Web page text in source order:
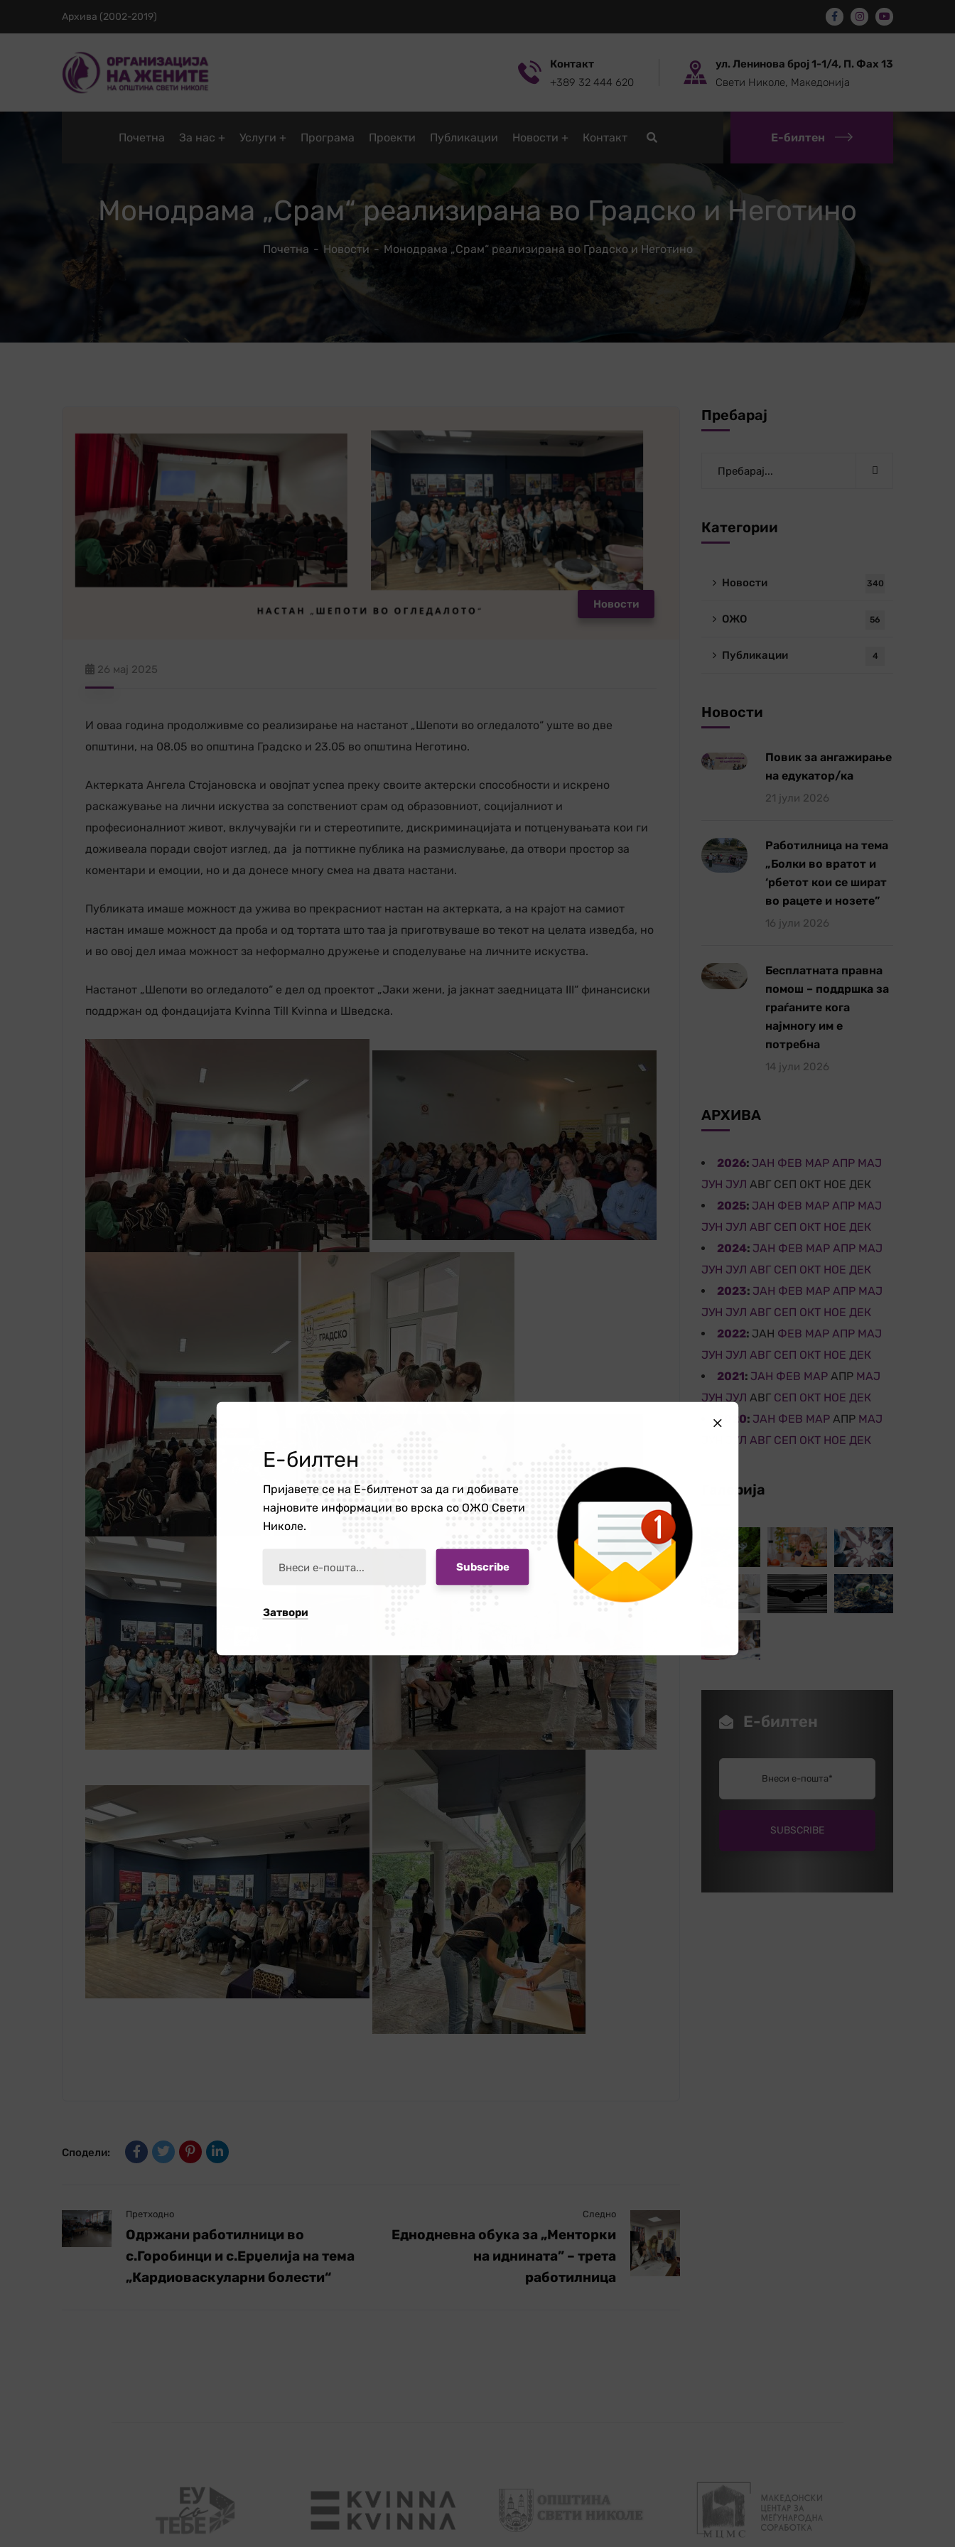
Архива (2002-2019)
Контакт
+389 32 444 620
ул. Ленинова број 1-1/4, П. Фах 13
Свети Николе, Македонија
Почетна За нас Услуги Програмa Проекти Публикации Новости Контакт Е-билтен
Монодрама „Срам“ реализирана во Градско и Неготино
Почетна Новости Монодрама „Срам“ реализирана во Градско и Неготино
Новости
26 мај 2025
И оваа година продолживме со реализирање на настанот „Шепоти во огледалото“ уште во две
општини, на 08.05 во општина Градско и 23.05 во општина Неготино.
Актерката Ангела Стојановска и овојпат успеа преку своите актерски способности и искрено
раскажување на лични искуства за сопствениот срам од образовниот, социјалниот и
професионалниот живот, вклучувајќи ги и стереотипите, дискриминацијата и потценувањата кои ги
доживеала поради својот изглед, да ја поттикне публика на размислување, да отвори простор за
коментари и емоции, но и да донесе многу смеа на двата настани.
Публиката имаше можност да ужива во прекрасниот настан на актерката, а на крајот на самиот
настан имаше можност да проба и од тортата што таа ја приготвуваше во текот на целата изведба, но
и во овој дел имаа можност за неформално дружење и споделување на личните искуства.
Настанот „Шепоти во огледалото“ е дел од проектот „Јаки жени, ја јакнат заедницата III“ финансиски
поддржан од фондацијата Kvinna Till Kvinna и Шведска.
Сподели:
Претходно
Одржани работилници во
с.Горобинци и с.Ерџелија на тема
„Кардиоваскуларни болести“
Следно
Еднодневна обука за „Менторки
на иднината” – трета
работилница
Пребарај
Категории
Новости 340
ОЖО 56
Публикации 4
Новости
Повик за ангажирање
на едукатор/ка
21 јули 2026
Работилница на тема
„Болки во вратот и
‘рбетот кои се шират
во рацете и нозете”
16 јули 2026
Бесплатната правна
помош – поддршка за
граѓаните кога
најмногу им е
потребна
14 јули 2026
АРХИВА
2026: ЈАН ФЕВ МАР АПР МАЈ
ЈУН ЈУЛ АВГ СЕП ОКТ НОЕ ДЕК
2025: ЈАН ФЕВ МАР АПР МАЈ
ЈУН ЈУЛ АВГ СЕП ОКТ НОЕ ДЕК
2024: ЈАН ФЕВ МАР АПР МАЈ
ЈУН ЈУЛ АВГ СЕП ОКТ НОЕ ДЕК
2023: ЈАН ФЕВ МАР АПР МАЈ
ЈУН ЈУЛ АВГ СЕП ОКТ НОЕ ДЕК
2022: ЈАН ФЕВ МАР АПР МАЈ
ЈУН ЈУЛ АВГ СЕП ОКТ НОЕ ДЕК
2021: ЈАН ФЕВ МАР АПР МАЈ
ЈУН ЈУЛ АВГ СЕП ОКТ НОЕ ДЕК
2020: ЈАН ФЕВ МАР АПР МАЈ
ЈУЛ АВГ СЕП ОКТ НОЕ ДЕК
Галерија
Е-билтен
Е-билтен
Пријавете се на Е-билтенот за да ги добивате
најновите информации во врска со ОЖО Свети
Николе.
Затвори